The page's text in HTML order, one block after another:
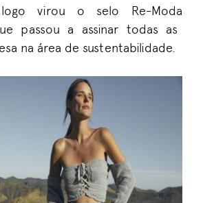
logo virou o selo Re-Moda
passou a assinar todas as
na área de sustentabilidade.